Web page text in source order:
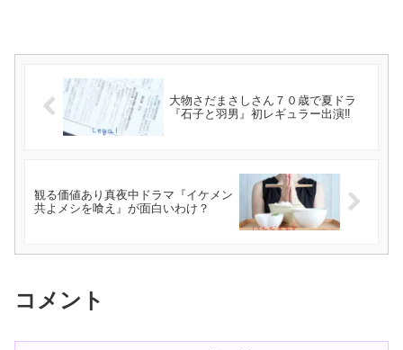
大物さだまさしさん７０歳で夏ドラ
『石子と羽男』初レギュラー出演‼
観る価値あり真夜中ドラマ『イケメン
共よメシを喰え』が面白いわけ？
コメント